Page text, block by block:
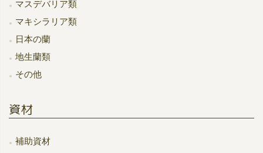
マスデバリア類
マキシラリア類
日本の蘭
地生蘭類
その他
資材
補助資材